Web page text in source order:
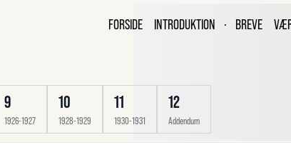
FORSIDE INTRODUKTION · BREVE
CARL
9
1926-1927
10
1928-1929
11
1930-1931
12
Addendum